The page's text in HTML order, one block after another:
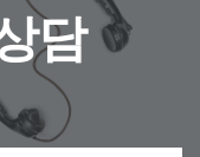
담